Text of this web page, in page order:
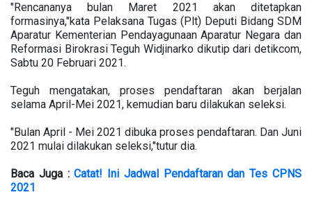
"Rencananya bulan Maret 2021 akan ditetapkan
formasinya,"kata Pelaksana Tugas (Plt) Deputi Bidang SDM
Aparatur Kementerian Pendayagunaan Aparatur Negara dan
Reformasi Birokrasi Teguh Widjinarko dikutip dari detikcom,
Sabtu 20 Februari 2021.
Teguh mengatakan, proses pendaftaran akan berjalan
selama April-Mei 2021, kemudian baru dilakukan seleksi.
"Bulan April - Mei 2021 dibuka proses pendaftaran. Dan Juni
2021 mulai dilakukan seleksi,"tutur dia.
Baca Juga :Catat! Ini Jadwal Pendaftaran dan Tes CPNS
2021